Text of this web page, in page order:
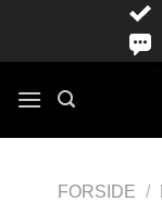
FORSIDE /